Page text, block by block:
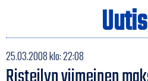
25.03.2008 klo: 22:08